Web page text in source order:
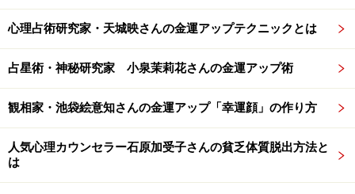
巳の日は、「増やす」日。財運を育て、金運を高める
日。貯金や口座の開設などによい日です。金運、学問、
芸事を司る弁財天が護り神です。
さて、ここで「一粒万倍日」の中に「寅の日」「巳の
日」があることに気付いたあなたは、かなり金運への感
度が上がっています。
心理占術研究家・天城映さんの金運アップテクニックとは
占星術・神秘研究家 小泉茉莉花さんの金運アップ術
観相家・池袋絵意知さんの金運アップ「幸運顔」の作り方
人気心理カウンセラー石原加受子さんの貧乏体質脱出方法と
は